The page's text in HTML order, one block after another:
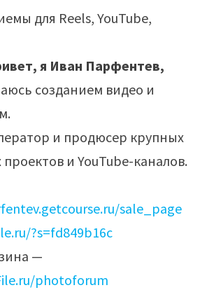
для Reels, YouTube,
я Иван Парфентев,
созданием видео и
и продюсер крупных
и YouTube-каналов.
sale_page
?s=fd849b16c
—
photoforum